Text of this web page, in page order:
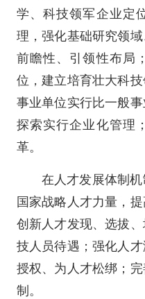
学、科技领军企业定
理，强化基础研究领
前瞻性、引领性布局
位，建立培育壮大科
事业单位实行比一般
探索实行企业化管理
革。
在人才发展体制
国家战略人才力量，
创新人才发现、选拔
技人员待遇；强化人
授权、为人才松绑；
制。